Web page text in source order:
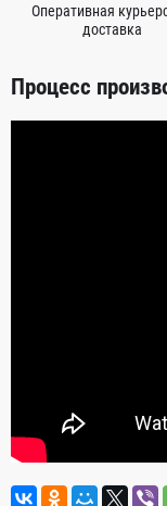
Оперативная
доставка
Процесс